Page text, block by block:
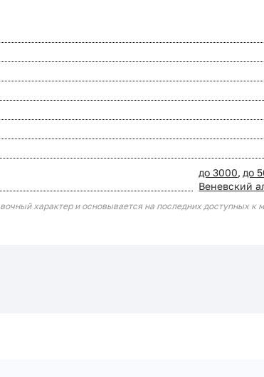
до 3000, до
Веневский
характер и основывается на последних доступных к